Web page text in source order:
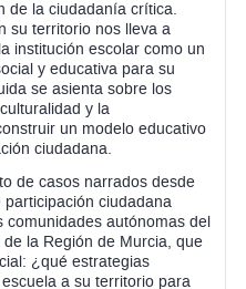
de la ciudadanía crítica.
su territorio nos lleva a
institución escolar como un
y educativa para su
se asienta sobre los
y la
un modelo educativo
ciudadana.
de casos narrados desde
ciudadana
autónomas del
de la Región de Murcia, que
¿qué estrategias
a su territorio para